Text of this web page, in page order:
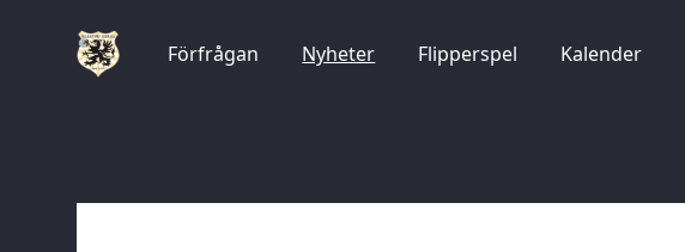
Förfrågan Nyheter Flipperspel Kalender